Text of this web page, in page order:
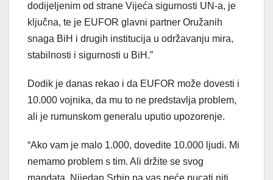
dodijeljenim od strane Vijeća sigurnosti UN-a, je
ključna, te je EUFOR glavni partner Oružanih
snaga BiH i drugih institucija u održavanju mira,
stabilnosti i sigurnosti u BiH.”
Dodik je danas rekao i da EUFOR može dovesti i
10.000 vojnika, da mu to ne predstavlja problem,
ali je rumunskom generalu uputio upozorenje.
“Ako vam je malo 1.000, dovedite 10.000 ljudi. Mi
nemamo problem s tim. Ali držite se svog
mandata. Nijedan Srbin na vas neće pucati niti